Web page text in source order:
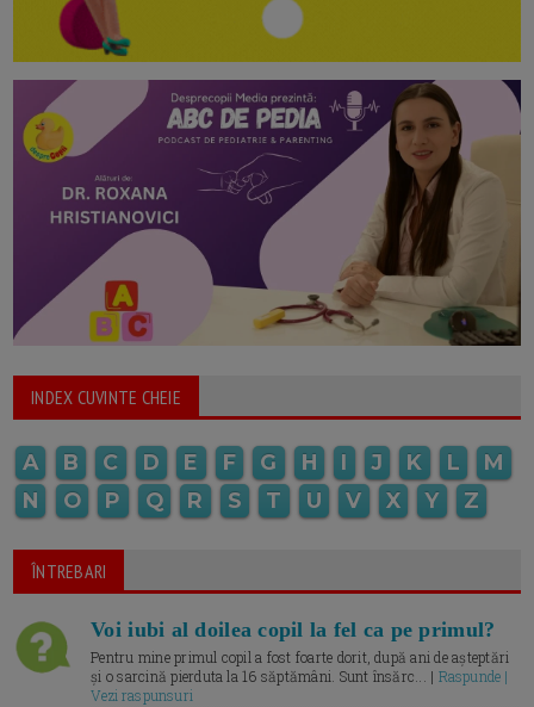
INDEX CUVINTE CHEIE
A B C D E F G H I J K L
M
N
O P Q R S T U V X Y Z
ÎNTREBARI
Voi iubi al doilea copil la fel ca pe primul?
Pentru mine primul copil a fost foarte dorit, după ani de așteptări
și o sarcină pierduta la 16 săptămâni. Sunt însărc... | Raspunde |
Vezi raspunsuri